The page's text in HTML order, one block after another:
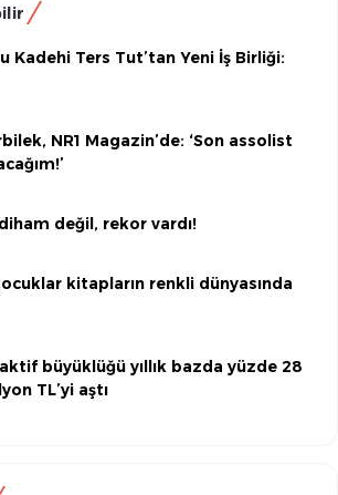
Kadehi Ters Tut’tan Yeni İş Birliği:
NR1 Magazin’de: ‘Son assolist
değil, rekor vardı!
kitapların renkli dünyasında
aktif büyüklüğü yıllık bazda yüzde 28
TL’yi aştı